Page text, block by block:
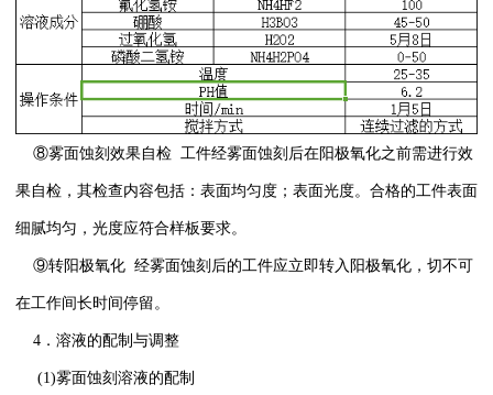
⑧雾面蚀刻效果自检 工件经雾面蚀刻后在阳极氧化之前需进行效
果自检，其检查内容包括：表面均匀度；表面光度。合格的工件表面
细腻均匀，光度应符合样板要求。
⑨转阳极氧化 经雾面蚀刻后的工件应立即转入阳极氧化，切不可
在工作间长时间停留。
4．溶液的配制与调整
(1)雾面蚀刻溶液的配制